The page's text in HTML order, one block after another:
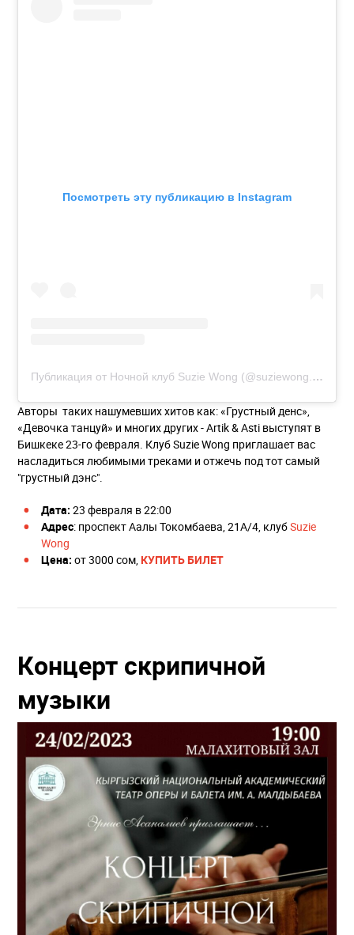
Посмотреть эту публикацию в Instagram
Публикация от Ночной клуб Suzie Wong (@suziewong.bishkek)
Авторы таких нашумевших хитов как: «Грустный денс»,
«Девочка танцуй» и многих других - Artik & Asti выступят в
Бишкеке 23-го февраля. Клуб Suzie Wong приглашает вас
насладиться любимыми треками и отжечь под тот самый
"грустный дэнс".
Дата: 23 февраля в 22:00
Адрес: ​проспект Аалы Токомбаева, 21А/4, клубSuzie
Wong
Цена: от 3000 сом, КУПИТЬ БИЛЕТ
Концерт скрипичной
музыки